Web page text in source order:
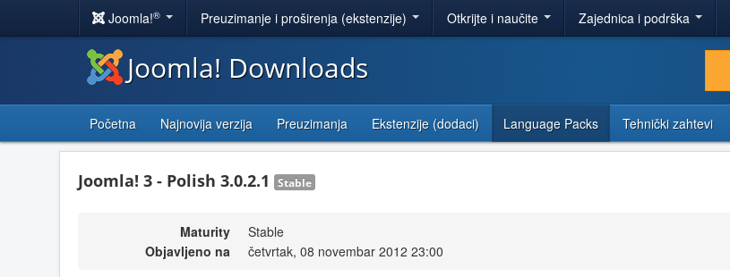
Joomla!® Preuzimanje i proširenja (ekstenzije) Otkrijte i naučite Zajednica i podrška
Joomla! Downloads
Početna Najnovija verzija Preuzimanja Ekstenzije (dodaci) Language Packs Tehnički zahtevi
Joomla! 3 - Polish 3.0.2.1 Stable
Maturity
Stable
Objavljeno na
četvrtak, 08 novembar 2012 23:00